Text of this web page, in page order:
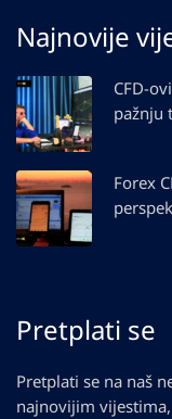
Najnovije
CFD-
pažnju
Forex
Pretplati se
Pretplati se na naš
najnovijim